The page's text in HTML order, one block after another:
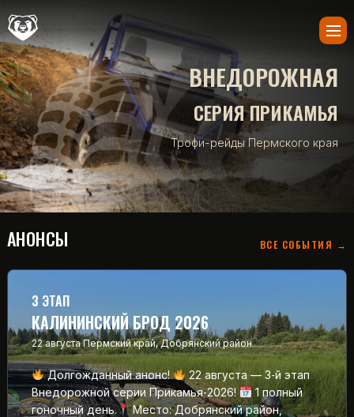
ВНЕДОРОЖНАЯ
СЕРИЯ ПРИКАМЬЯ
Трофи-рейды Пермского края
АНОНСЫ ВСЕ СОБЫТИЯ →
3 ЭТАП
КАЛИНИНСКИЙ БРОД 2026
22 августа Пермский край, Добрянский район
Долгожданный анонс!
22 августа — 3‑й этап
Внедорожной серии Прикамья‑2026!
1 полный
гоночный день.
Место: Добрянский район,